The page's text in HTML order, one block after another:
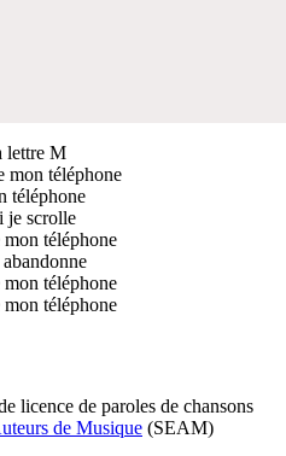
lettre M
mon téléphone
téléphone
je scrolle
téléphone
téléphone
téléphone
licence de paroles de chansons
de Musique (SEAM)